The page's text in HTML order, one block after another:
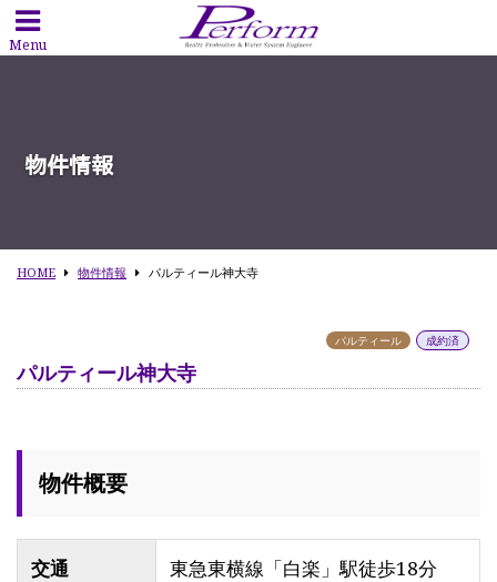
Menu
物件情報
HOME 物件情報 パルティール神大寺
パルティール 成約済
パルティール神大寺
物件概要
交通 東急東横線「白楽」駅徒歩18分